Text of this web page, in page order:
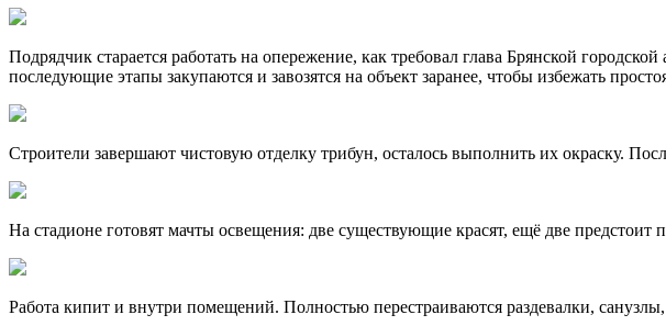
Подрядчик старается работать на опережение, как требовал глава Брянской
последующие этапы закупаются и завозятся на объект заранее, чтобы избежать
Строители завершают чистовую отделку трибун, осталось выполнить их окраску.
На стадионе готовят мачты освещения: две существующие красят, ещё две
Работа кипит и внутри помещений. Полностью перестраиваются раздевалки,